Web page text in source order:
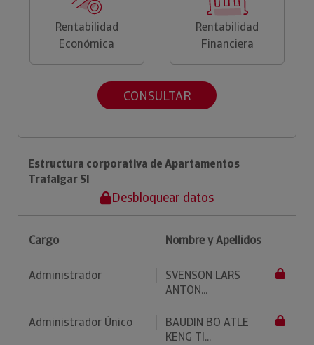
Rentabilidad
Económica
Rentabilidad
Financiera
CONSULTAR
Estructura corporativa de Apartamentos
Trafalgar Sl
Desbloquear datos
Cargo Nombre y Apellidos
Administrador
SVENSON LARS
ANTON...
Administrador Único
BAUDIN BO ATLE
KENG TI...